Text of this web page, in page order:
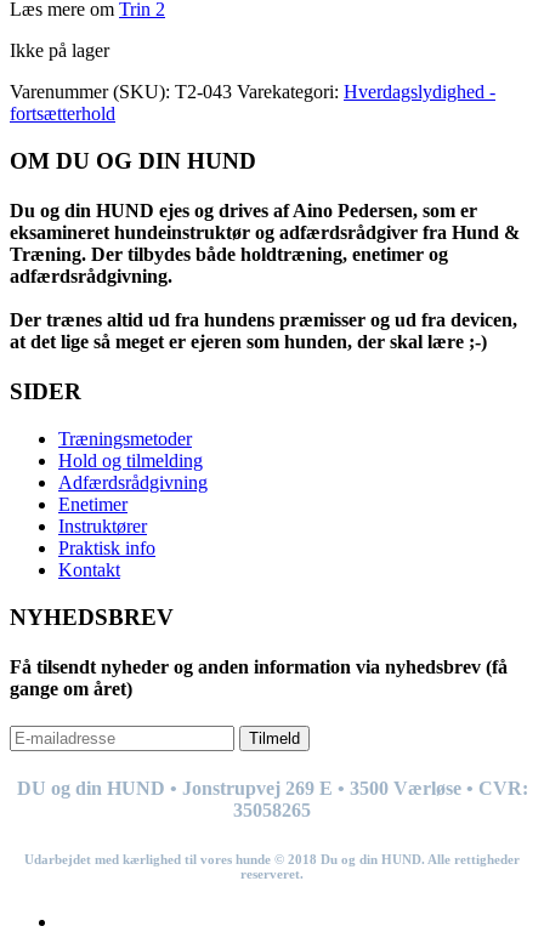
Læs mere om Trin 2
Ikke på lager
Varenummer (SKU): T2-043 Varekategori: Hverdagslydighed -
fortsætterhold
OM DU OG DIN HUND
Du og din HUND ejes og drives af Aino Pedersen, som er
eksamineret hundeinstruktør og adfærdsrådgiver fra Hund &
Træning. Der tilbydes både holdtræning, enetimer og
adfærdsrådgivning.
Der trænes altid ud fra hundens præmisser og ud fra devicen,
at det lige så meget er ejeren som hunden, der skal lære ;-)
SIDER
Træningsmetoder
Hold og tilmelding
Adfærdsrådgivning
Enetimer
Instruktører
Praktisk info
Kontakt
NYHEDSBREV
Få tilsendt nyheder og anden information via nyhedsbrev (få
gange om året)
Tilmeld
DU og din HUND • Jonstrupvej 269 E • 3500 Værløse • CVR:
35058265
Udarbejdet med kærlighed til vores hunde © 2018 Du og din HUND. Alle rettigheder
reserveret.